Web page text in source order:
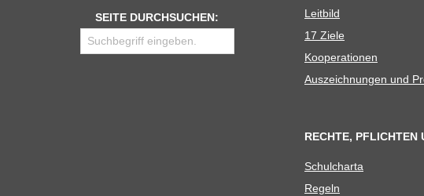
SEITE DURCHSUCHEN:
Leit­bild
17 Ziele
Koope­ra­tio­nen
Aus­zeich­nun­gen und
RECHTE, PFLICHTEN
Schul­charta
Regeln